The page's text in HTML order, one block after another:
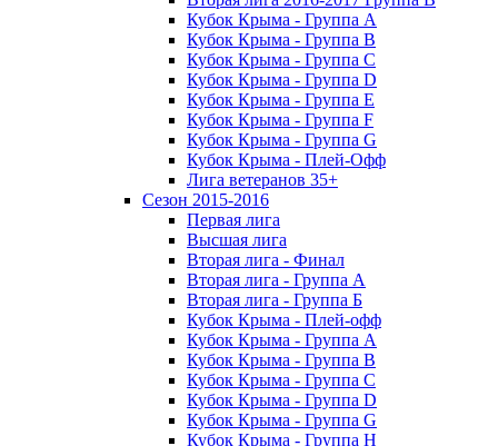
Кубок Крыма - Группа A
Кубок Крыма - Группа B
Кубок Крыма - Группа C
Кубок Крыма - Группа D
Кубок Крыма - Группа E
Кубок Крыма - Группа F
Кубок Крыма - Группа G
Кубок Крыма - Плей-Офф
Лига ветеранов 35+
Сезон 2015-2016
Первая лига
Высшая лига
Вторая лига - Финал
Вторая лига - Группа А
Вторая лига - Группа Б
Кубок Крыма - Плей-офф
Кубок Крыма - Группа A
Кубок Крыма - Группа B
Кубок Крыма - Группа C
Кубок Крыма - Группа D
Кубок Крыма - Группа G
Кубок Крыма - Группа H